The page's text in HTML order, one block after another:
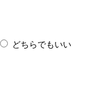
どちらでもいい